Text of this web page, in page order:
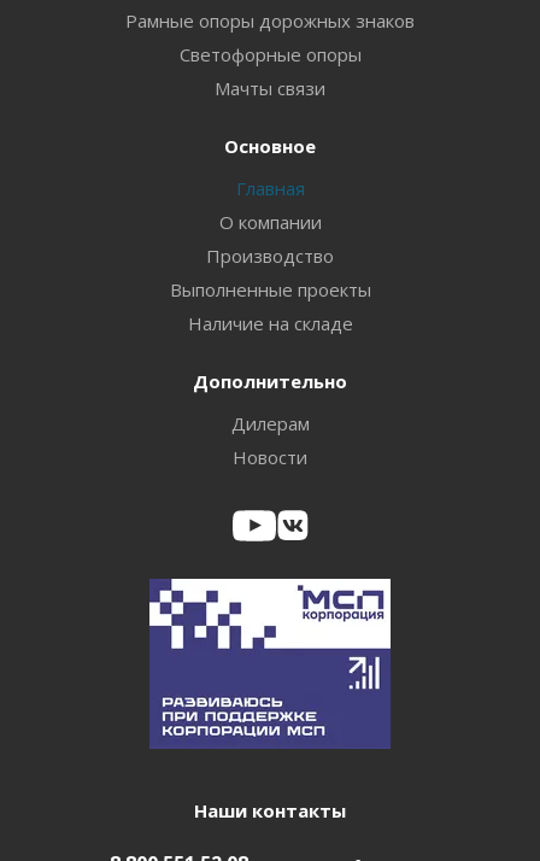
Рамные опоры дорожных знаков
Светофорные опоры
Мачты связи
Основное
Главная
О компании
Производство
Выполненные проекты
Наличие на складе
Дополнительно
Дилерам
Новости
Наши контакты